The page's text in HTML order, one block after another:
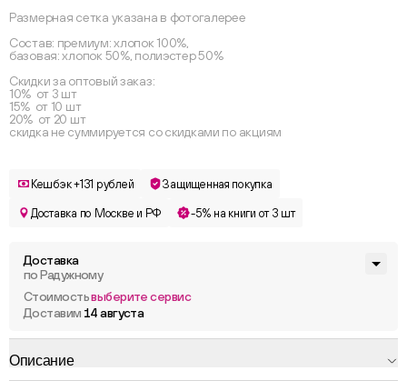
Размерная сетка указана в фотогалерее
Состав: премиум: хлопок 100%,
базовая: хлопок 50%, полиэстер 50%
Скидки за оптовый заказ:
10% от 3 шт
15% от 10 шт
20% от 20 шт
скидка не суммируется со скидками по акциям
Кешбэк +131 рублей Защищенная покупка
Доставка по Москве и РФ -5% на книги от 3 шт
Доставка
по Радужному
Стоимостьвыберите сервис
Доставим 14 августа
Описание